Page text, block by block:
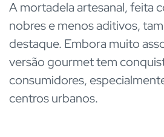
A mortadela artesanal, feita
nobres e menos aditivos,
destaque. Embora muito
versão gourmet tem
consumidores,
centros urbanos.